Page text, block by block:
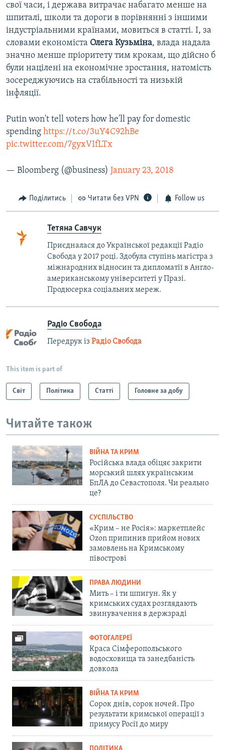
свої часи, і держава витрачає набагато менше на
шпиталі, школи та дороги в порівнянні з іншими
індустріальними країнами, мовиться в статті. І, за
словами економіста Олега Кузьміна, влада надала
значно менше пріоритету тим крокам, що дійсно б
були націлені на економічне зростання, натомість
зосереджуючись на стабільності та низькій
інфляції.
Putin won't tell voters how he'll pay for domestic
spending https://t.co/3uY4C92hBe
pic.twitter.com/7gyxVIfLTx
— Bloomberg (@business) January 23, 2018
Поділитись Читати без VPN Follow us
Тетяна Савчук
Приєдналася до Української редакції Радіо
Свобода у 2017 році. Здобула ступінь магістра з
міжнародних відносин та дипломатії в Англо-
американському університеті у Празі.
Продюсерка соціальних мереж.
Радіо Свобода
Передрук із Радіо Свобода
This item is part of
Світ Політика Статті Головне за добу
Читайте також
ВІЙНА ТА КРИМ
Російська влада обіцяє закрити
морський шлях українським
БпЛА до Севастополя. Чи реально
це?
СУСПІЛЬСТВО
«Крим – не Росія»: маркетплейс
Ozon припинив прийом нових
замовлень на Кримському
півострові
ПРАВА ЛЮДИНИ
Мить – і ти шпигун. Як у
кримських судах розглядають
звинувачення в держзраді
ФОТОГАЛЕРЕЇ
Краса Сімферопольського
водосховища та занедбаність
довкола
ВІЙНА ТА КРИМ
Сорок днів, сорок ночей. Про
результати кримської операції з
примусу Росії до миру